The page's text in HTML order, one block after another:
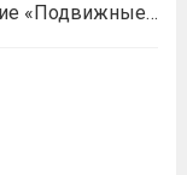
«Подвижные